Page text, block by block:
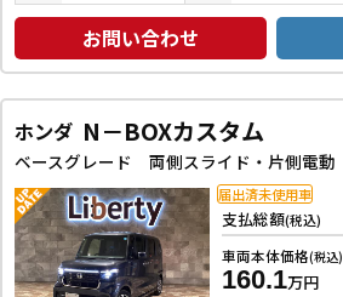
お問い合わせ
ホンダ N－BOXカスタム
支払総額(税込)
車両本体価格(税込)
160.1万円
届出済未使用車